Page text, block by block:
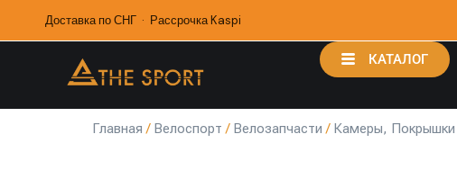
Доставка по СНГ · Рассрочка Kaspi
КАТАЛОГ
Главная / Велоспорт / Велозапчасти / Камеры, Покрышки